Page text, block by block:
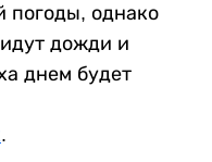
погоды, однако
дожди и
днем будет
.